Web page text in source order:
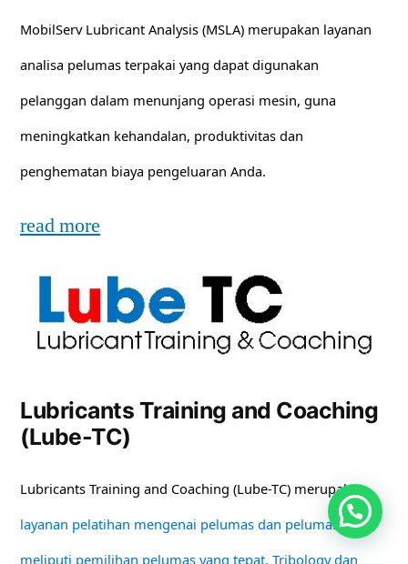
MobilServ Lubricant Analysis (MSLA) merupakan layanan
analisa pelumas terpakai yang dapat digunakan
pelanggan dalam menunjang operasi mesin, guna
meningkatkan kehandalan, produktivitas dan
penghematan biaya pengeluaran Anda.
read more
Lubricants Training and Coaching
(Lube-TC)
Lubricants Training and Coaching (Lube-TC) merupakan
layanan pelatihan mengenai pelumas dan pelumasan
meliputi pemilihan pelumas yang tepat, Tribology dan